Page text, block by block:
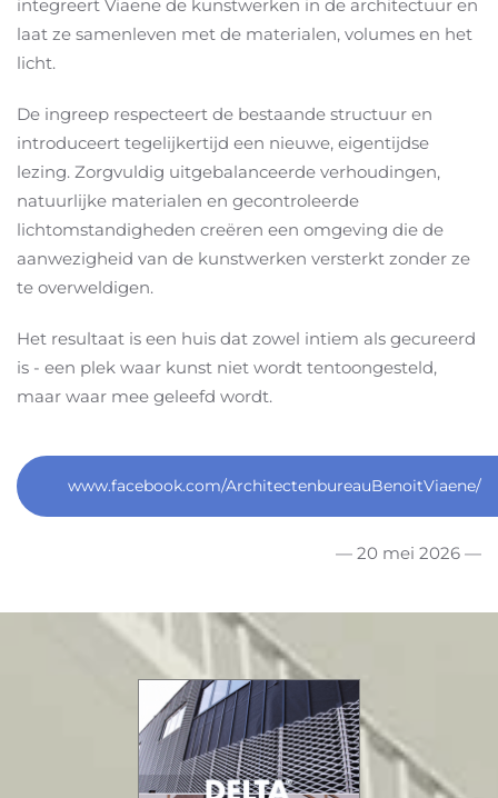
integreert Viaene de kunstwerken in de architectuur en
laat ze samenleven met de materialen, volumes en het
licht.
De ingreep respecteert de bestaande structuur en
introduceert tegelijkertijd een nieuwe, eigentijdse
lezing. Zorgvuldig uitgebalanceerde verhoudingen,
natuurlijke materialen en gecontroleerde
lichtomstandigheden creëren een omgeving die de
aanwezigheid van de kunstwerken versterkt zonder ze
te overweldigen.
Het resultaat is een huis dat zowel intiem als gecureerd
is - een plek waar kunst niet wordt tentoongesteld,
maar waar mee geleefd wordt.
www.facebook.com/ArchitectenbureauBenoitViaene/
— 20 mei 2026 —